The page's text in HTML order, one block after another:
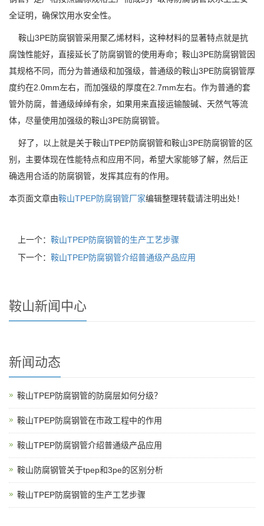
全证明，确保饮用水安全性。
鞍山3PE防腐钢管采用聚乙烯材料，这种材料的显著特点就是抗
腐蚀性能好，直接延长了防腐钢管的使用寿命；鞍山3PE防腐钢管因
其规格不同，而分为普通级和加强级，普通级的鞍山3PE防腐钢管厚
度约在2.0mm左右，而加强级的厚度在2.7mm左右。作为普通的套
管外防腐，普通级绰绰有余，如果用来直接运输酸碱、天然气等流
体，尽量使用加强级的鞍山3PE防腐钢管。
好了，以上就是关于鞍山TPEP防腐钢管和鞍山3PE防腐钢管的区
别，主要体现在性能特点和应用不同，希望大家能够了解，然后正
确选用合适的防腐钢管，发挥其应有的作用。
本页面文章由鞍山TPEP防腐钢管厂家编辑整理转载请注明出处！
上一个： 鞍山TPEP防腐钢管的生产工艺步骤
下一个： 鞍山TPEP防腐钢管介绍普通级产品应用
鞍山新闻中心
新闻动态
鞍山TPEP防腐钢管的防腐层如何分级？
鞍山TPEP防腐钢管在市政工程中的作用
鞍山TPEP防腐钢管介绍普通级产品应用
鞍山防腐钢管关于tpep和3pe的区别分析
鞍山TPEP防腐钢管的生产工艺步骤